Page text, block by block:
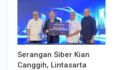
Serangan Siber Kian
Canggih, Lintasarta